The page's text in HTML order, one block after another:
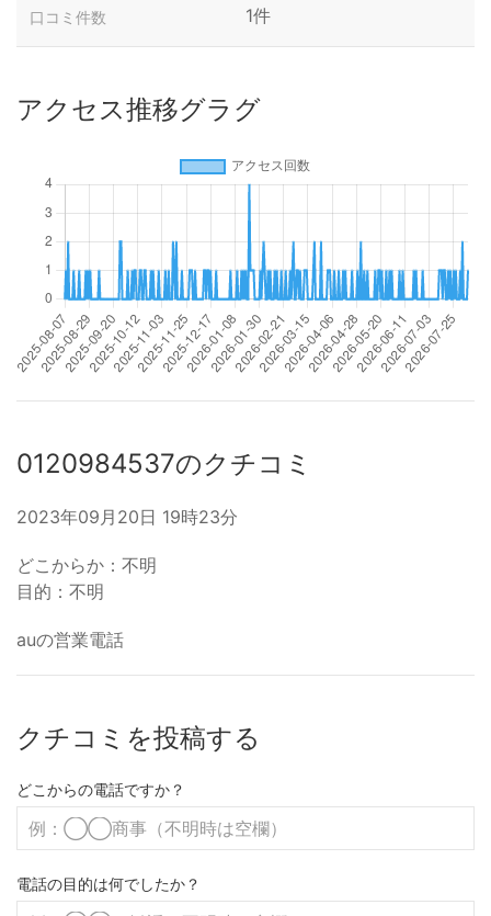
口コミ件数 1件
アクセス推移グラグ
0120984537のクチコミ
2023年09月20日 19時23分
どこからか：不明
目的：不明
auの営業電話
クチコミを投稿する
どこからの電話ですか？
電話の目的は何でしたか？